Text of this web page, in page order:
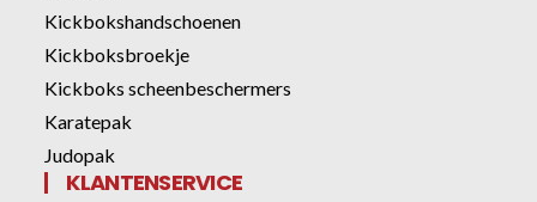
Kickbokshandschoenen
Kickboksbroekje
Kickboks scheenbeschermers
Karatepak
Judopak
KLANTENSERVICE